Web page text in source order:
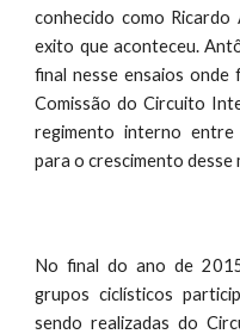
conhecido como
exito que aconteceu.
final nesse ensaios
Comissão do Circuito
regimento interno
para o crescimento
No final do ano de
grupos ciclísticos
sendo realizadas do